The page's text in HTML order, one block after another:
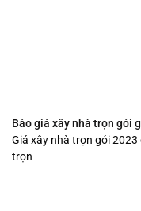
Báo giá xây nhà trọn gói
Giá xây nhà trọn gói
trọn